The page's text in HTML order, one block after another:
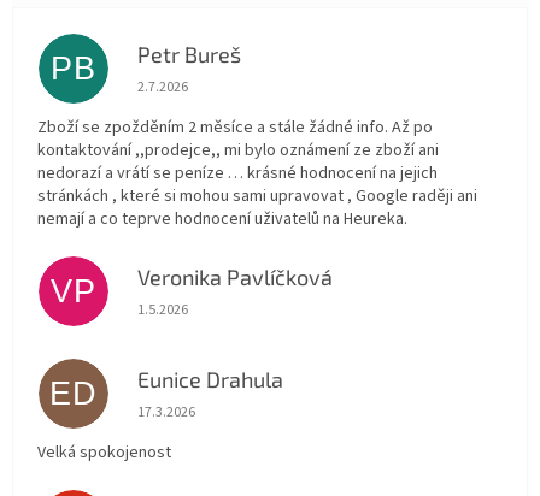
PB Petr Bureš
Hodnocení obchodu je 1 z 5 hvězdiček.
2.7.2026
Zboží se zpožděním 2 měsíce a stále žádné info. Až po
kontaktování ,,prodejce,, mi bylo oznámení ze zboží ani
nedorazí a vrátí se peníze … krásné hodnocení na jejich
stránkách , které si mohou sami upravovat , Google raději ani
nemají a co teprve hodnocení uživatelů na Heureka.
VP Veronika Pavlíčková
Hodnocení obchodu je 5 z 5 hvězdiček.
1.5.2026
ED Eunice Drahula
Hodnocení obchodu je 5 z 5 hvězdiček.
17.3.2026
Velká spokojenost